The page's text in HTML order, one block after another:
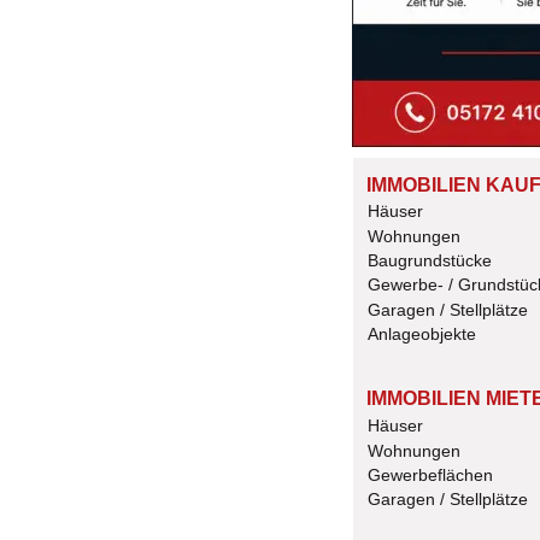
IMMOBILIEN
Häuser
Wohnungen
Baugrundstücke
Gewerbe- /
Garagen / Stellplätze
Anlageobjekte
IMMOBILIEN
Häuser
Wohnungen
Gewerbeflächen
Garagen / Stellplätze